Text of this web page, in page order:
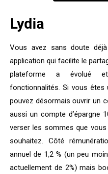
Lydia
Vous avez sans doute
application qui facilite le
plateforme a évolué
fonctionnalités. Si vous êtes
pouvez désormais ouvrir un
aussi un compte d’épargne
verser les sommes que
souhaitez. Côté
annuel de 1,2 % (un peu
actuellement de 2%) mais